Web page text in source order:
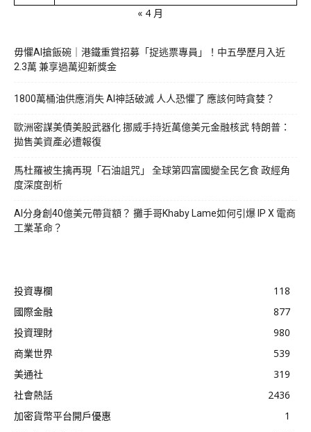
« 4 月
毋懼AI搶飯碗｜港鐵重賞招募「捉逃票專員」！中五學歷月入近
2.3萬 兼享過萬迎新獎金
1800萬桶油供應消失 AI神話破滅 人人恐懼了 應該何時貪婪？
歐洲密謀美債美股武器化 挪威手持近萬億美元金融核武 特朗普：
拋售美資產必遭報復
馬杜羅被生擒再現「石油詛咒」 全球第四富國變全民乞食 政經角
度深度剖析
AI分身創40億美元帶貨額？ 攤手哥Khaby Lame如何引爆 IP X 電商
工業革命？
投資專欄
118
國際金融
877
投資理財
980
商業世界
539
美通社
319
社會熱話
2436
加密貨幣平台開戶優惠
1